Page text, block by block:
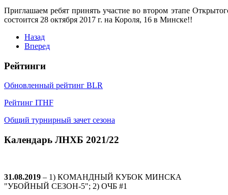
Приглашаем ребят принять участие во втором этапе
состоится 28 октября 2017 г. на Короля, 16 в Минске!!
Назад
Вперед
Рейтинги
Обновленный рейтинг BLR
Рейтинг ITHF
Общий турнирный зачет сезона
Календарь ЛНХБ 2021/22
31.08.2019 – 1) КОМАНДНЫЙ КУБОК МИНСКА
"УБОЙНЫЙ СЕЗОН-5"; 2) ОЧБ #1